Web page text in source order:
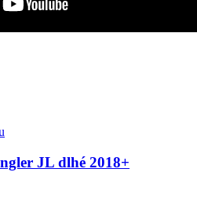
JL dlhé 2018+